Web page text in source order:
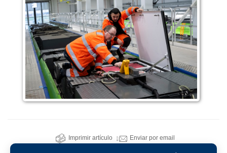
Imprimir artículo Enviar por email